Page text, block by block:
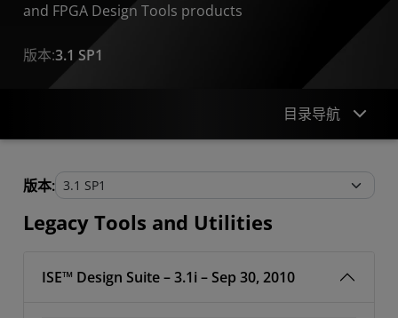
and FPGA Design Tools products
版本:3.1 SP1
目录导航
Legacy Tools and Utilities
版本:
Legacy Tools and Utilities
ISE™ Design Suite – 3.1i – Sep 30, 2010